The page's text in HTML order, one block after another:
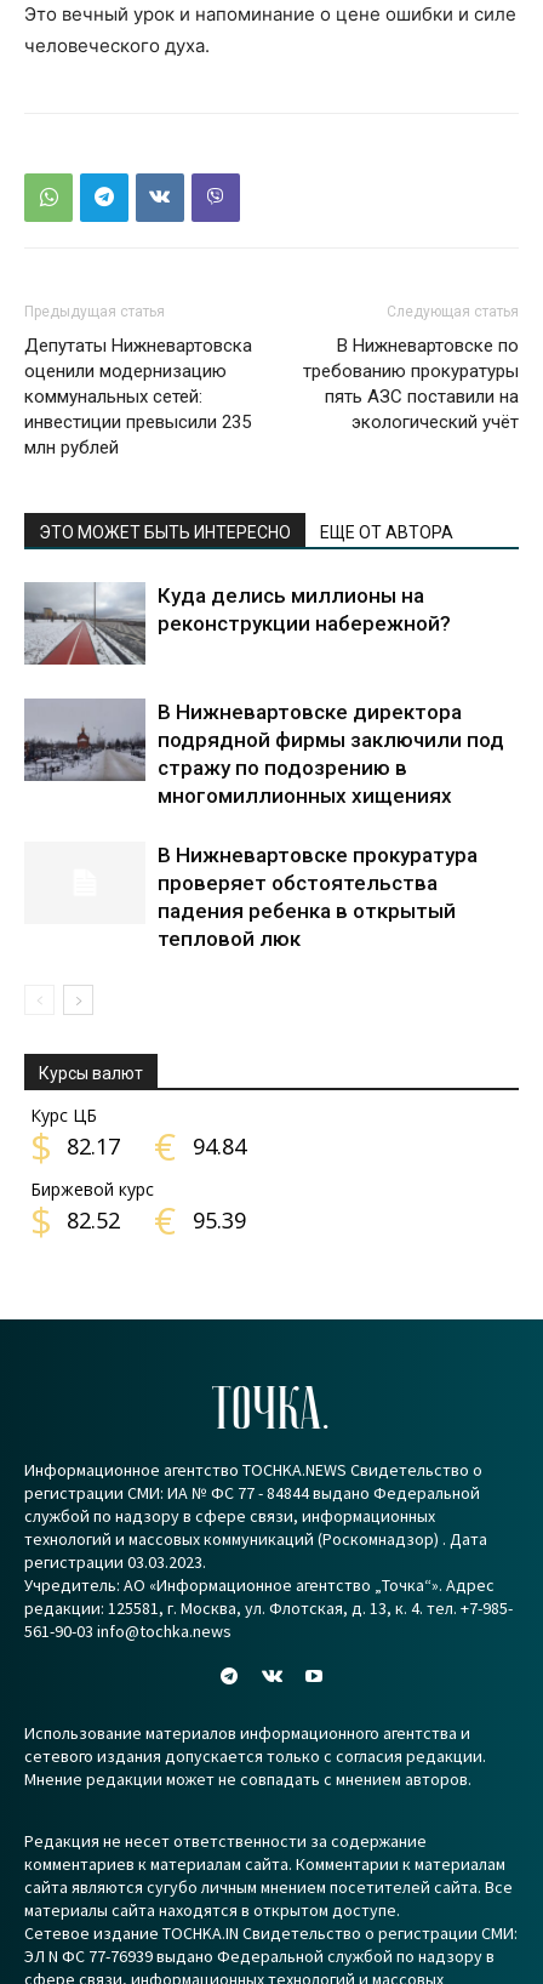
Это вечный урок и напоминание о цене ошибки и силе
человеческого духа.
Предыдущая статья
Депутаты Нижневартовска
оценили модернизацию
коммунальных сетей:
инвестиции превысили 235
млн рублей
Следующая статья
В Нижневартовске по
требованию прокуратуры
пять АЗС поставили на
экологический учёт
ЭТО МОЖЕТ БЫТЬ ИНТЕРЕСНО ЕЩЕ ОТ АВТОРА
Куда делись миллионы на
реконструкции набережной?
В Нижневартовске директора
подрядной фирмы заключили под
стражу по подозрению в
многомиллионных хищениях
В Нижневартовске прокуратура
проверяет обстоятельства
падения ребенка в открытый
тепловой люк
Курсы валют
Курс ЦБ
$ 82.17 € 94.84
Биржевой курс
$ 82.52 € 95.39
ТОЧКА.
Информационное агентство TOCHKA.NEWS Свидетельство о
регистрации СМИ: ИА № ФС 77 - 84844 выдано Федеральной
службой по надзору в сфере связи, информационных
технологий и массовых коммуникаций (Роскомнадзор) . Дата
регистрации 03.03.2023.
Учредитель: АО «Информационное агентство „Точка“». Адрес
редакции: 125581, г. Москва, ул. Флотская, д. 13, к. 4. тел. +7-985-
561-90-03 info@tochka.news
Использование материалов информационного агентства и
сетевого издания допускается только с согласия редакции.
Мнение редакции может не совпадать с мнением авторов.
Редакция не несет ответственности за содержание
комментариев к материалам сайта. Комментарии к материалам
сайта являются сугубо личным мнением посетителей сайта. Все
материалы сайта находятся в открытом доступе.
Сетевое издание TOCHKA.IN Свидетельство о регистрации СМИ:
ЭЛ N ФС 77-76939 выдано Федеральной службой по надзору в
сфере связи, информационных технологий и массовых